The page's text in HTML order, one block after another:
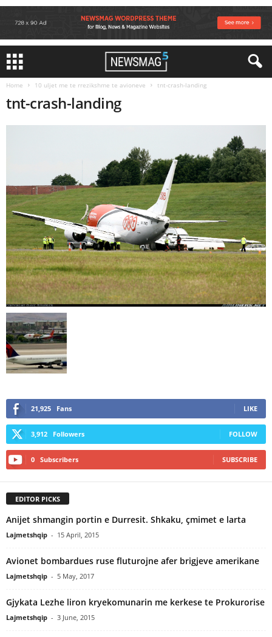
Home 10 uljet me te rrezikshme te avioneve tnt-crash-landing
tnt-crash-landing
21,925 Fans LIKE
3,912 Followers FOLLOW
0 Subscribers SUBSCRIBE
EDITOR PICKS
Anijet shmangin portin e Durresit. Shkaku, çmimet e larta
Lajmetshqip - 15 April, 2015
Avionet bombardues ruse fluturojne afer brigjeve amerikane
Lajmetshqip - 5 May, 2017
Gjykata Lezhe liron kryekomunarin me kerkese te Prokurorise
Lajmetshqip - 3 June, 2015